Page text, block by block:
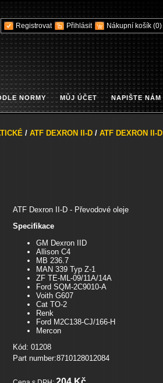
Registrovat Přihlásit Nákupní košík (0)
NORMY MŮJ ÚČET NAPIŠTE NÁM
/ ATF DEXRON II-D / ATF DEXRON II-D
ATF Dexron II-D - Převodové oleje
Specifikace
GM Dexron IID
Allison C4
MB 236.7
MAN 339 Typ Z-1
ZF TE-ML-09/11A/14A
Ford SQM-2C9010-A
Voith G607
Cat TO-2
Renk
Ford M2C138-CJ/166-H
Mercon
Kód: 01208
Part number:8710128012084